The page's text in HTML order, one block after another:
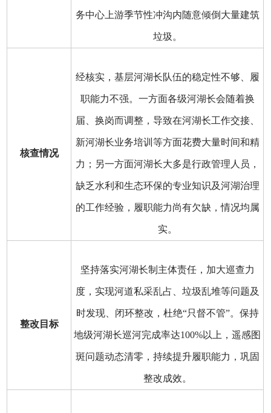
务中心上游季节性冲沟内随意倾倒大量建筑
垃圾。
核查情况
经核实，基层河湖长队伍的稳定性不够、履
职能力不强。一方面各级河湖长会随着换
届、换岗而调整，导致在河湖长工作交接、
新河湖长业务培训等方面花费大量时间和精
力；另一方面河湖长大多是行政管理人员，
缺乏水利和生态环保的专业知识及河湖治理
的工作经验，履职能力尚有欠缺，情况均属
实。
整改目标
坚持落实河湖长制主体责任，加大巡查力
度，实现河道私采乱占、垃圾乱堆等问题及
时发现、闭环整改，杜绝“只督不管”。保持
地级河湖长巡河完成率达100%以上，遥感图
斑问题动态清零，持续提升履职能力，巩固
整改成效。